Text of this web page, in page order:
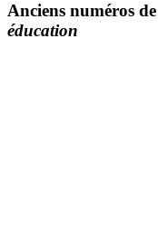
Anciens numéros
éducation